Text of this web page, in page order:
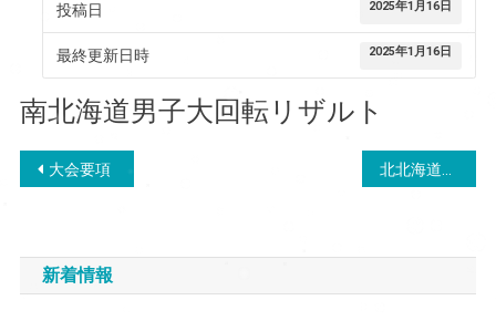
投稿日 2025年1月16日
最終更新日時 2025年1月16日
南北海道男子大回転リザルト
投
ナ
ビ
大会要項
新着情報